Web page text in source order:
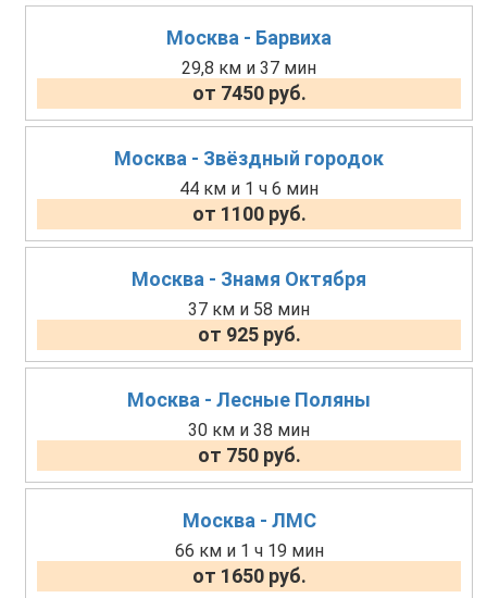
Москва - Барвиха
29,8 км и 37 мин
от 7450 руб.
Москва - Звёздный городок
44 км и 1 ч 6 мин
от 1100 руб.
Москва - Знамя Октября
37 км и 58 мин
от 925 руб.
Москва - Лесные Поляны
30 км и 38 мин
от 750 руб.
Москва - ЛМС
66 км и 1 ч 19 мин
от 1650 руб.